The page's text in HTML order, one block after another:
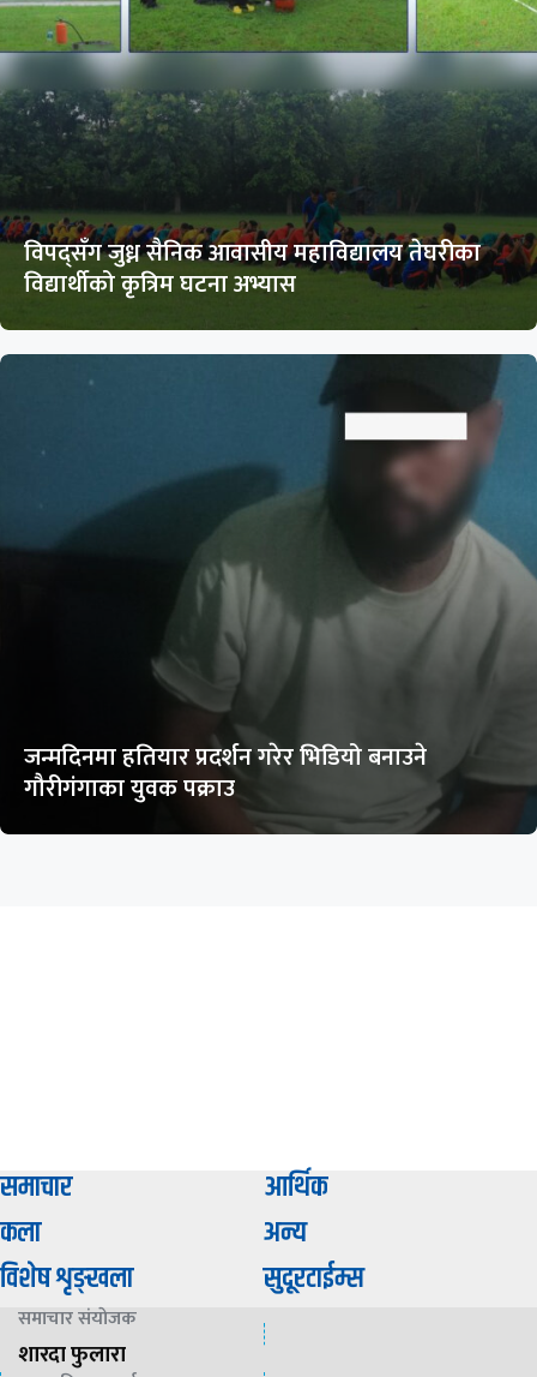
विपद्सँग जुध्न सैनिक आवासीय महाविद्यालय तेघरीका
विद्यार्थीको कृत्रिम घटना अभ्यास
जन्मदिनमा हतियार प्रदर्शन गरेर भिडियो बनाउने
गौरीगंगाका युवक पक्राउ
समाचार
आर्थिक
कला
अन्य
विशेष शृङ्खला
सुदूरटाईम्स
समाचार संयाेजक
शारदा फुलारा